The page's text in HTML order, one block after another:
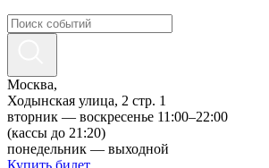
Москва,
Ходынская улица, 2 стр. 1
вторник — воскресенье 11:00–22:00
(кассы до 21:20)
понедельник — выходной
Купить билет